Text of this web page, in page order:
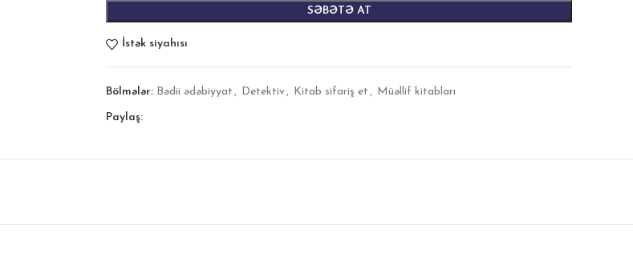
SƏBƏTƏ AT
İstək siyahısı
Bölmələr: Bədii ədəbiyyat , Detektiv , Kitab sifariş et , Müəllif kitabları
Paylaş: